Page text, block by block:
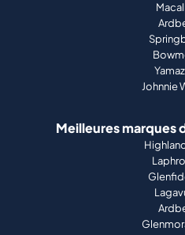
Johnnie
Meilleures marques